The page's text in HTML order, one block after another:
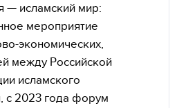
— исламский мир:
мероприятие
экономических,
между Российской
исламского
с 2023 года форум